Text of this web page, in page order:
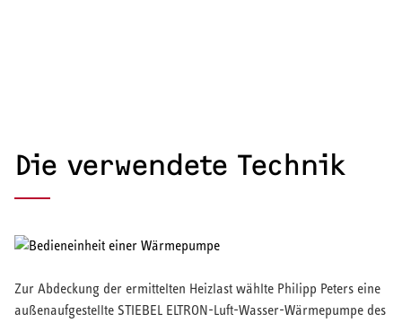
Die verwendete Technik
Zur Abdeckung der ermittelten Heizlast wählte Philipp Peters eine
außenaufgestellte STIEBEL ELTRON-Luft-Wasser-Wärmepumpe des